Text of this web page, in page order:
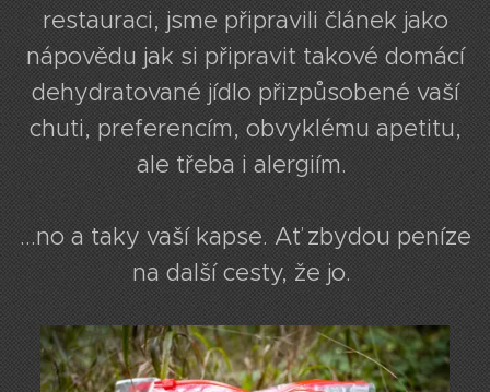
restauraci, jsme připravili článek jako
nápovědu jak si připravit takové domácí
dehydratované jídlo přizpůsobené vaší
chuti, preferencím, obvyklému apetitu,
ale třeba i alergiím.
...no a taky vaší kapse. Ať zbydou peníze
na další cesty, že jo.